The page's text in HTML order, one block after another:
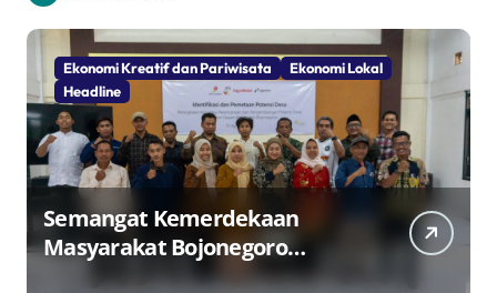
Ekonomi Kreatif dan Pariwisata
Ekonomi Lokal
Headline
Semangat Kemerdekaan
Masyarakat Bojonegoro
Bangun Desa Mandiri Ekonomi